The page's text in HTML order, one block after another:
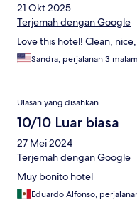
21 Okt 2025
Terjemah dengan Google
Love this hotel! Clean,
Sandra, perjalanan 3 malam
Ulasan yang disahkan
10/10 Luar biasa
27 Mei 2024
Terjemah dengan Google
Muy bonito hotel
Eduardo Alfonso,